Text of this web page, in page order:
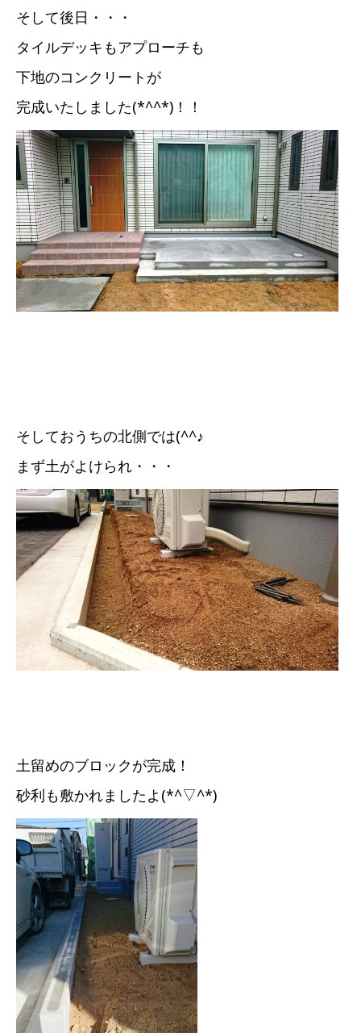
そして後日・・・
タイルデッキもアプローチも
下地のコンクリートが
完成いたしました(*^^*)！！
そしておうちの北側では(^^♪
まず土がよけられ・・・
土留めのブロックが完成！
砂利も敷かれましたよ(*^▽^*)